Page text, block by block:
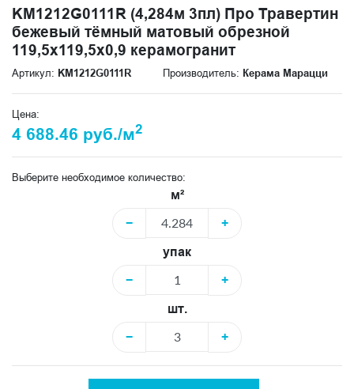
KM1212G0111R (4,284м 3пл) Про Травертин
бежевый тёмный матовый обрезной
119,5x119,5x0,9 керамогранит
Артикул: KM1212G0111R Производитель: Керама Марацци
Цена:
4 688.46 руб./м2
Выберите необходимое количество:
м²
−
+
упак
−
+
шт.
−
+